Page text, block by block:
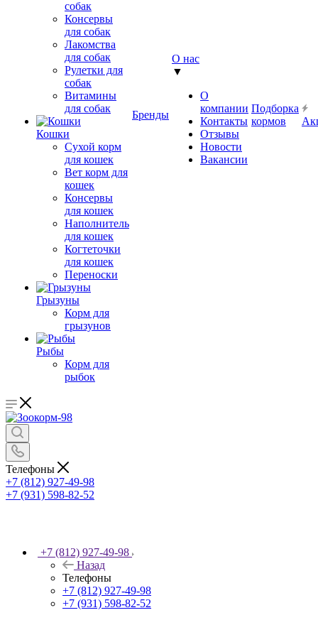
собак
Консервы
для собак
Лакомства
для собак
Рулетки для
собак
Витамины
для собак
Кошки
Сухой корм
для кошек
Вет корм для
кошек
Консервы
для кошек
Наполнитель
для кошек
Когтеточки
для кошек
Переноски
Грызуны
Корм для
грызунов
Рыбы
Корм для
рыбок
Бренды
О нас
▼
О
компании
Контакты
Отзывы
Новости
Вакансии
Подборка
кормов
Телефоны
+7 (812) 927-49-98
+7 (931) 598-82-52
+7 (812) 927-49-98
Назад
Телефоны
+7 (812) 927-49-98
+7 (931) 598-82-52